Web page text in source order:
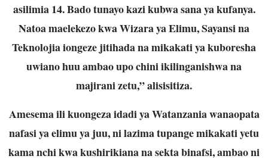
asilimia 14. Bado tunayo kazi kubwa sana ya kufanya.
Natoa maelekezo kwa Wizara ya Elimu, Sayansi na
Teknolojia iongeze jitihada na mikakati ya kuboresha
uwiano huu ambao upo chini ikilinganishwa na
majirani zetu,” alisisitiza.
Amesema ili kuongeza idadi ya Watanzania wanaopata
nafasi ya elimu ya juu, ni lazima tupange mikakati yetu
kama nchi kwa kushirikiana na sekta binafsi, ambao ni